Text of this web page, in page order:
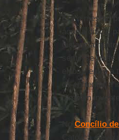
Era o mesmo
aquela difícil,
sentir-se parte
erros), entre
de enfrentar a
também
Concílio
Católica